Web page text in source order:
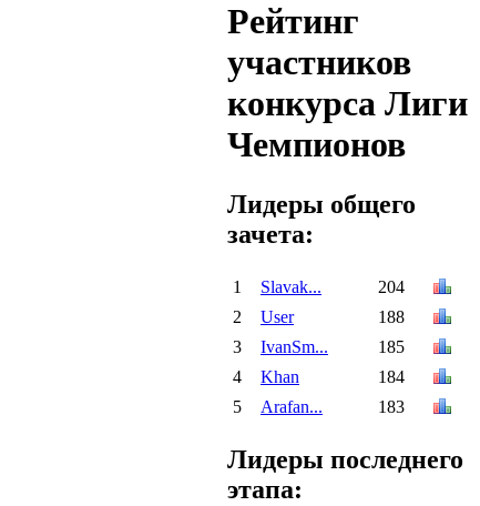
Рейтинг
участников
конкурса Лиги
Чемпионов
Лидеры общего
зачета:
1 Slavak...
204
2
User
188
3
IvanSm...
185
4
Khan
184
5
Arafan... 183
Лидеры последнего
этапа: